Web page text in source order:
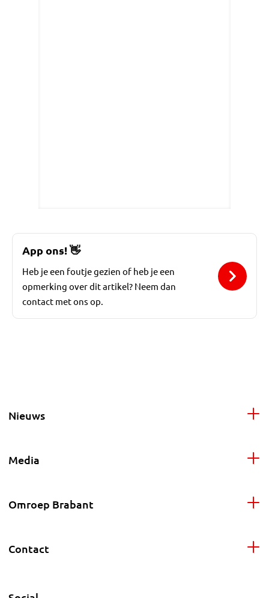
App ons!👋
Heb je een foutje gezien of heb je een
opmerking over dit artikel? Neem dan
contact met ons op.
Nieuws
Media
Omroep Brabant
Contact